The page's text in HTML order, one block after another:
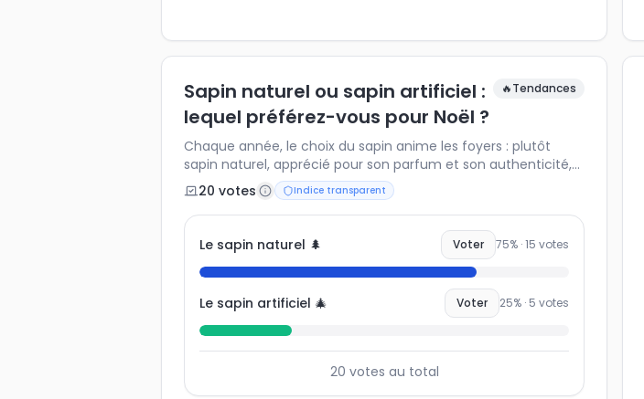
Sapin naturel ou sapin artificiel :
lequel préférez-vous pour Noël ?
🔥Tendances
Chaque année, le choix du sapin anime les foyers : plutôt
sapin naturel, apprécié pour son parfum et son authenticité,
ou sapin artificiel, durable et réutilisable ? Partagez votre
préférence et découvrez comment se positionnent les autres
Français. Un indice idéal pour analyser les tendances de Noël,
l’impact écologique perçu et les habitudes de décoration.
20 votes Indice transparent
Le sapin naturel 🌲 Voter 75% ·15 votes
Le sapin artificiel 🎄 Voter 25% · 5 votes
20 votes au total